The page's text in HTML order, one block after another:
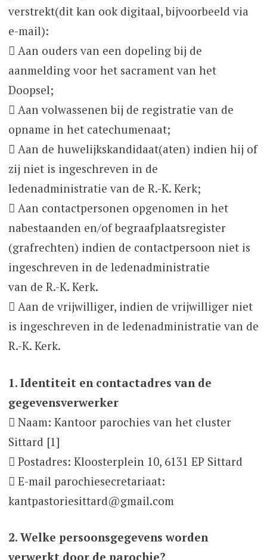
verstrekt(dit kan ook digitaal, bijvoorbeeld via
e-mail):
 Aan ouders van een dopeling bij de
aanmelding voor het sacrament van het
Doopsel;
 Aan volwassenen bij de registratie van de
opname in het catechumenaat;
 Aan de huwelijkskandidaat(aten) indien hij of
zij niet is ingeschreven in de
ledenadministratie van de R.-K. Kerk;
 Aan contactpersonen opgenomen in het
nabestaanden en/of begraafplaatsregister
(grafrechten) indien de contactpersoon niet is
ingeschreven in de ledenadministratie
van de R.-K. Kerk.
 Aan de vrijwilliger, indien de vrijwilliger niet
is ingeschreven in de ledenadministratie van de
R.-K. Kerk.
1. Identiteit en contactadres van de
gegevensverwerker
 Naam: Kantoor parochies van het cluster
Sittard [1]
 Postadres: Kloosterplein 10, 6131 EP Sittard
 E-mail parochiesecretariaat:
kantpastoriesittard@gmail.com
2. Welke persoonsgegevens worden
verwerkt door de parochie?